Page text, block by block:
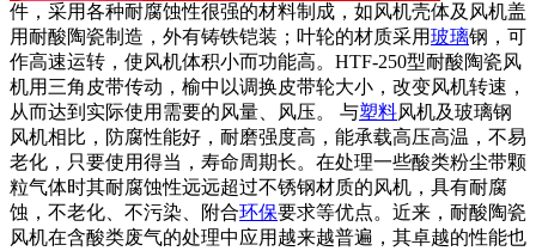
件，采用各种耐腐蚀性很强的材料制成，如风机壳体及风机盖
用耐酸陶瓷制造，外有铸铁铠装；叶轮的材质采用玻璃钢，可
作高速运转，使风机体积小而功能高。HTF-250型耐酸陶瓷风
机用三角皮带传动，榆中以调换皮带轮大小，改变风机转速，
从而达到实际使用需要的风量、风压。 与塑料风机及玻璃钢
风机相比，防腐性能好，耐磨强度高，能承载高压高温，不易
老化，只要使用得当，寿命周期长。在处理一些酸类粉尘带颗
粒气体时其耐腐蚀性远远超过不锈钢材质的风机，具有耐腐
蚀，不老化、不污染、附合环保要求等优点。近来，耐酸陶瓷
风机在含酸类废气的处理中应用越来越普遍，其卓越的性能也